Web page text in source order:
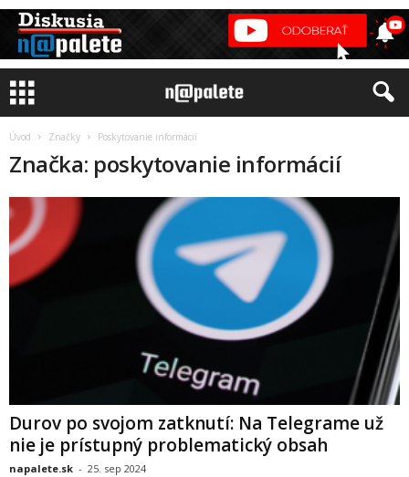
Úvod Značky Poskytovanie informácií
Značka: poskytovanie informácií
Durov po svojom zatknutí: Na Telegrame už
nie je prístupný problematický obsah
napalete.sk - 25. sep 2024